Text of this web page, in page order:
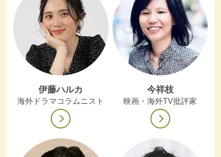
伊藤ハルカ
海外ドラマコラムニスト
今祥枝
映画・海外TV批評家